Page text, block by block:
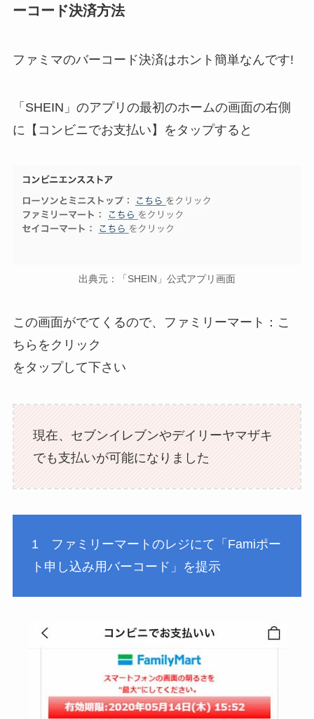
ーコード決済方法
ファミマのバーコード決済はホント簡単なんです!
「SHEIN」のアプリの最初のホームの画面の右側
に【コンビニでお支払い】をタップすると
出典元：「SHEIN」公式アプリ画面
この画面がでてくるので、ファミリーマート：こ
ちらをクリック
をタップして下さい
現在、セブンイレブンやデイリーヤマザキ
でも支払いが可能になりました
1 ファミリーマートのレジにて「Famiポー
ト申し込み用バーコード」を提示